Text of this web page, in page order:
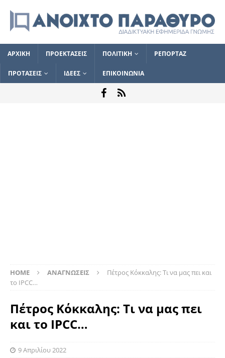
ΑΡΧΙΚΗ ΠΡΟΕΚΤΑΣΕΙΣ ΠΟΛΙΤΙΚΗ ΡΕΠΟΡΤΑΖ
ΠΡΟΤΑΣΕΙΣ ΙΔΕΕΣ ΕΠΙΚΟΙΝΩΝΙΑ
HOME ΑΝΑΓΝΩΣΕΙΣ
Πέτρος Κόκκαλης: Τι να μας πει και
το IPCC…
Πέτρος Κόκκαλης: Τι να μας πει
και το IPCC…
9 Απριλίου 2022